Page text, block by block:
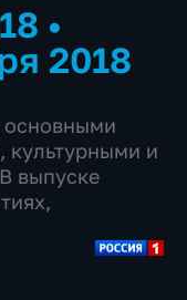
•
2018
основными
культурными и
выпуске